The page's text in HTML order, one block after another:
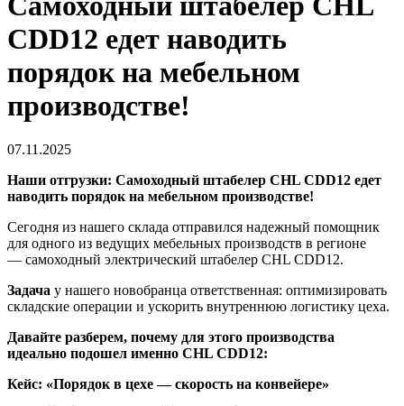
CDD12 едет наводить
порядок на мебельном
производстве!
07.11.2025
Наши отгрузки: Самоходный штабелер CHL CDD12 едет
наводить порядок на мебельном производстве!
Сегодня из нашего склада отправился надежный помощник
для одного из ведущих мебельных производств в регионе
— самоходный электрический штабелер CHL CDD12.
Задача у нашего новобранца ответственная: оптимизировать
складские операции и ускорить внутреннюю логистику цеха.
Давайте разберем, почему для этого производства
идеально подошел именно CHL CDD12:
Кейс: «Порядок в цехе — скорость на конвейере»